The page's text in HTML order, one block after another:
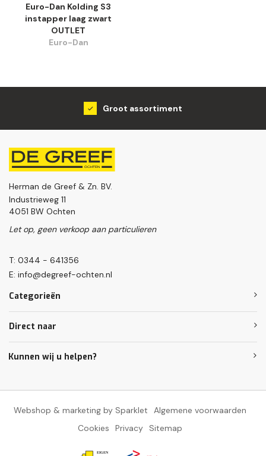
Euro-Dan Kolding S3
instapper laag zwart
OUTLET
Euro-Dan
Groot assortiment
Herman de Greef & Zn. BV.
Industrieweg 11
4051 BW Ochten
Let op, geen verkoop aan particulieren
T: 0344 - 641356
E: info@degreef-ochten.nl
Categorieën
Direct naar
Kunnen wij u helpen?
Webshop & marketing by Sparklet
Algemene voorwaarden
Cookies
Privacy Sitemap